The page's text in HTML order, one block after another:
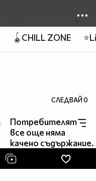
🪀CHILL ZONE
СЛЕДВАЙ0
Потребителят
все още няма
качено съдържание.